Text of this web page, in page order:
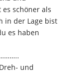
schöner als
in der Lage bist
es haben
und